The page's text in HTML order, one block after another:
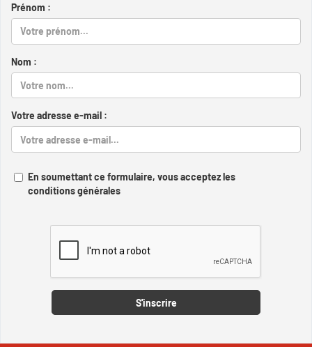
Prénom :
Nom :
Votre adresse e-mail :
En soumettant ce formulaire, vous acceptez les
conditions générales
S'inscrire